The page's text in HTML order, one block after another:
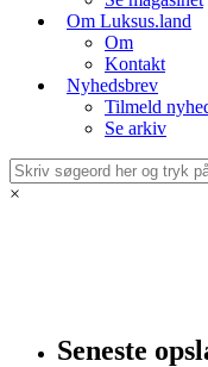
Om Luksus.land
Om
Kontakt
Nyhedsbrev
Tilmeld
Se arkiv
×
Seneste